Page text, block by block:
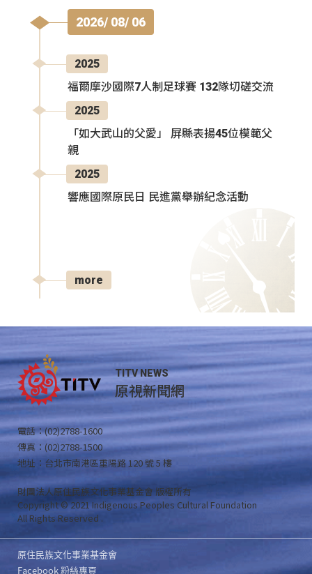
2026/ 08/ 06
2025
福爾摩沙國際7人制足球賽 132隊切磋交流
2025
「如大武山的父愛」 屏縣表揚45位模範父
親
2025
響應國際原民日 民進黨舉辦紀念活動
more
TITV NEWS
原視新聞網
電話：(02)2788-1600
傳真：(02)2788-1500
地址：台北市南港區重陽路 120 號 5 樓
財團法人原住民族文化事業基金會 版權所有
Copyright © 2021 Indigenous Peoples Cultural Foundation
All Rights Reserved .
原住民族文化事業基金會
Facebook 粉絲專頁